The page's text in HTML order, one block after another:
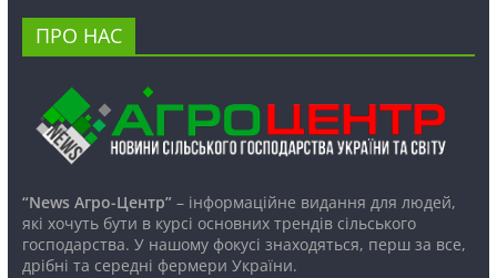
ПРО НАС
“News Агро-Центр”– інформаційне видання для людей,
які хочуть бути в курсі основних трендів сільського
господарства. У нашому фокусі знаходяться, перш за все,
дрібні та середні фермери України.